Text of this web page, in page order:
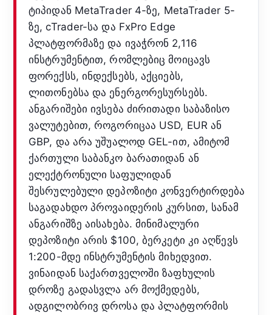
ტიპიდან MetaTrader 4-ზე, MetaTrader 5-
ზე, cTrader-სა და FxPro Edge
პლატფორმაზე და ივაჭრონ 2,116
ინსტრუმენტით, რომლებიც მოიცავს
ფორექსს, ინდექსებს, აქციებს,
ლითონებსა და ენერგორესურსებს.
ანგარიშები ივსება ძირითადი საბაზისო
ვალუტებით, როგორიცაა USD, EUR ან
GBP, და არა უშუალოდ GEL-ით, ამიტომ
ქართული საბანკო ბარათიდან ან
ელექტრონული საფულიდან
შესრულებული დეპოზიტი კონვერტირდება
საგადახდო პროვაიდერის კურსით, სანამ
ანგარიშზე აისახება. მინიმალური
დეპოზიტი არის $100, ბერკეტი კი აღწევს
1:200-მდე ინსტრუმენტის მიხედვით.
ვინაიდან საქართველოში ზაფხულის
დროზე გადასვლა არ მოქმედებს,
ადგილობრივ დროსა და პლატფორმის